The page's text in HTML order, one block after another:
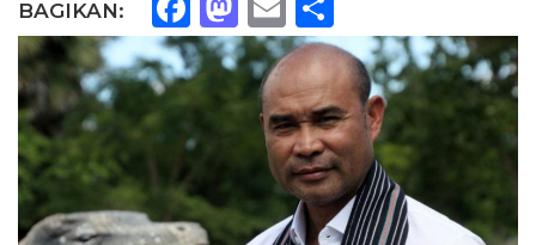
BAGIKAN: